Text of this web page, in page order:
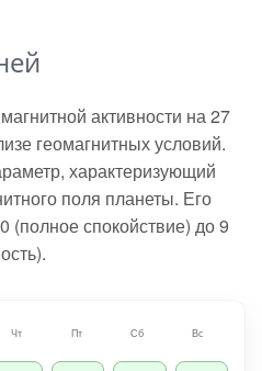
активности на 27
геомагнитных условий.
характеризующий
поля планеты. Его
(полное спокойствие) до 9
Чт Пт Сб Вс